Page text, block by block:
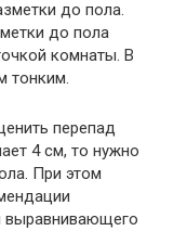
до пола.
до пола
комнаты. В
тонким.
перепад
4 см, то нужно
При этом
выравнивающего